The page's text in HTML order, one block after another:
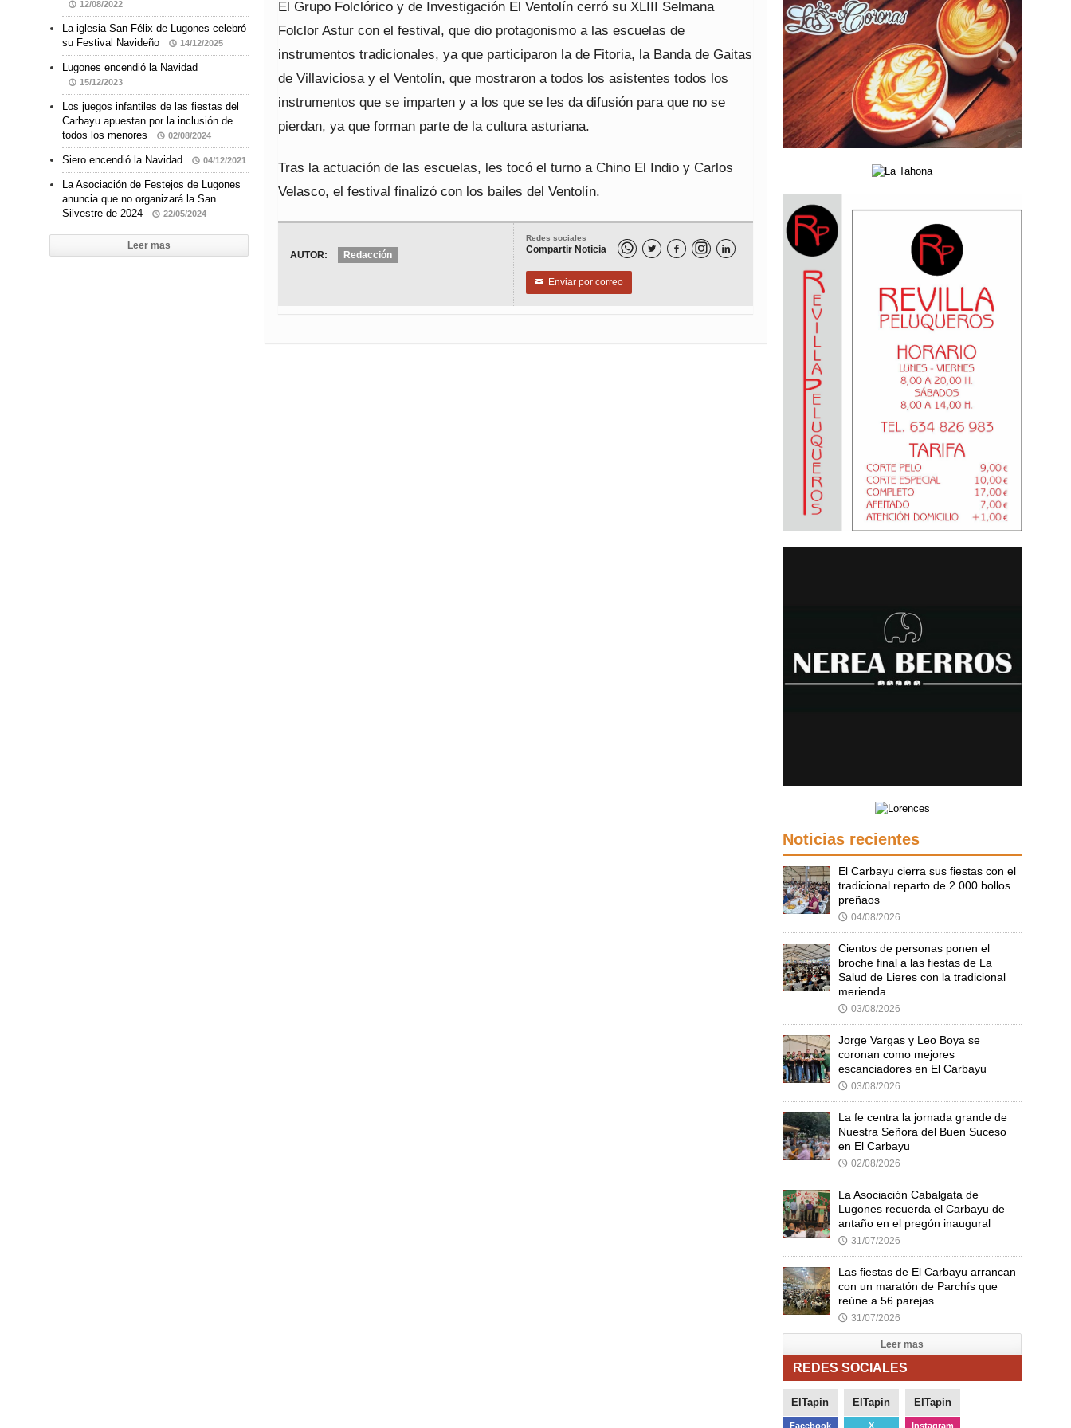
El Grupo Folclórico y de Investigación El Ventolín cerró su XLIII Selmana
Folclor Astur con el festival, que dio protagonismo a las escuelas de
instrumentos tradicionales, ya que participaron la de Fitoria, la Banda de Gaitas
de Villaviciosa y el Ventolín, que mostraron a todos los asistentes todos los
instrumentos que se imparten y a los que se les da difusión para que no se
pierdan, ya que forman parte de la cultura asturiana.
Tras la actuación de las escuelas, les tocó el turno a Chino El Indio y Carlos
Velasco, el festival finalizó con los bailes del Ventolín.
Redes sociales
Compartir Noticia   
✉ Enviar por correo
AUTOR: Redacción
12/08/2022
La iglesia San Félix de Lugones celebró
su Festival Navideño
14/12/2025
Lugones encendió la Navidad
15/12/2023
Los juegos infantiles de las fiestas del
Carbayu apuestan por la inclusión de
todos los menores
02/08/2024
Siero encendió la Navidad 04/12/2021
La Asociación de Festejos de Lugones
anuncia que no organizará la San
Silvestre de 2024
22/05/2024
Leer mas
Noticias recientes
El Carbayu cierra sus fiestas con el
tradicional reparto de 2.000 bollos
preñaos
🕔 04/08/2026
Cientos de personas ponen el
broche final a las fiestas de La
Salud de Lieres con la tradicional
merienda
🕔 03/08/2026
Jorge Vargas y Leo Boya se
coronan como mejores
escanciadores en El Carbayu
🕔 03/08/2026
La fe centra la jornada grande de
Nuestra Señora del Buen Suceso
en El Carbayu
🕔 02/08/2026
La Asociación Cabalgata de
Lugones recuerda el Carbayu de
antaño en el pregón inaugural
🕔 31/07/2026
Las fiestas de El Carbayu arrancan
con un maratón de Parchís que
reúne a 56 parejas
🕔 31/07/2026
Leer mas
REDES SOCIALES
ElTapin
Facebook
ElTapin
X
ElTapin
Instagram